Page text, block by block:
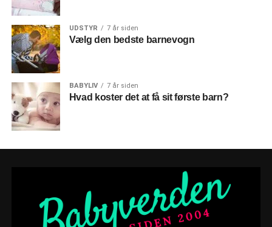
UDSTYR 7 år siden
Vælg den bedste barnevogn
BABYLIV 7 år siden
Hvad koster det at få sit første barn?